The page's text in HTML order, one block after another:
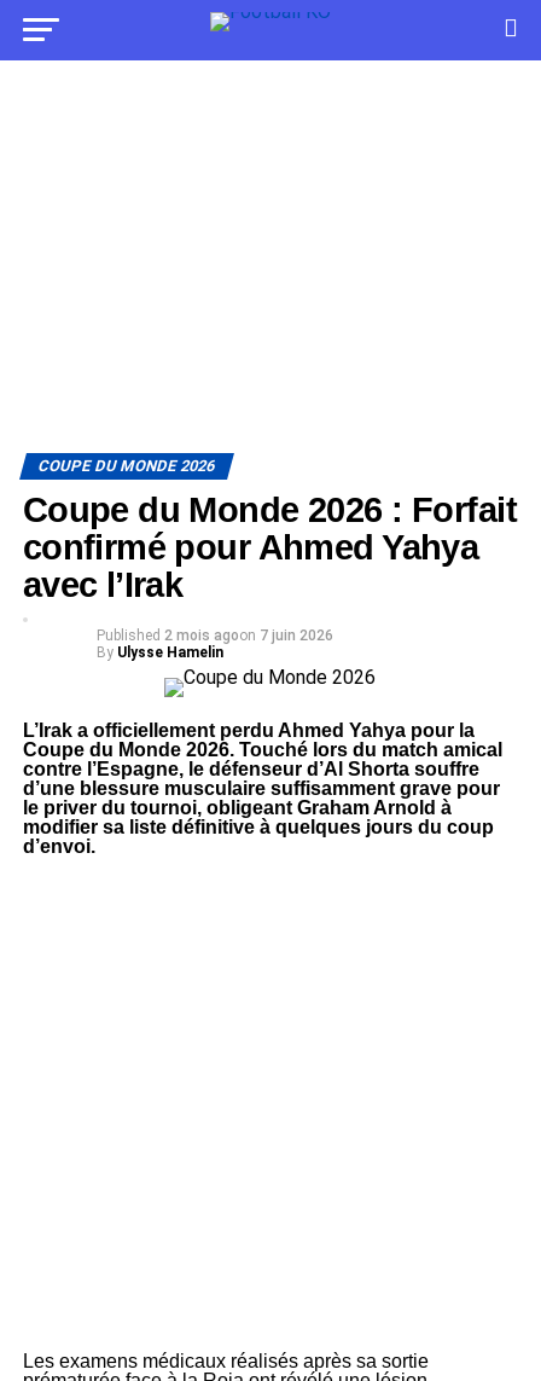
COUPE DU MONDE 2026
Coupe du Monde 2026 : Forfait
confirmé pour Ahmed Yahya
avec l’Irak
Published 2 mois agoon 7 juin 2026
By Ulysse Hamelin
L’Irak a officiellement perdu Ahmed Yahya pour la
Coupe du Monde 2026. Touché lors du match amical
contre l’Espagne, le défenseur d’Al Shorta souffre
d’une blessure musculaire suffisamment grave pour
le priver du tournoi, obligeant Graham Arnold à
modifier sa liste définitive à quelques jours du coup
d’envoi.
Les examens médicaux réalisés après sa sortie